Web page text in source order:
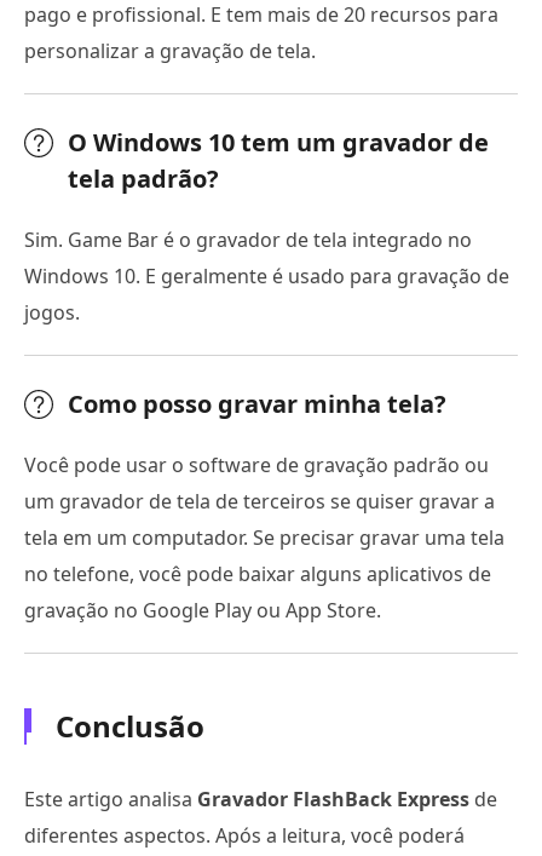
pago e profissional. E tem mais de 20 recursos para
personalizar a gravação de tela.
O Windows 10 tem um gravador de
tela padrão?
Sim. Game Bar é o gravador de tela integrado no
Windows 10. E geralmente é usado para gravação de
jogos.
Como posso gravar minha tela?
Você pode usar o software de gravação padrão ou
um gravador de tela de terceiros se quiser gravar a
tela em um computador. Se precisar gravar uma tela
no telefone, você pode baixar alguns aplicativos de
gravação no Google Play ou App Store.
Conclusão
Este artigo analisa Gravador FlashBack Express de
diferentes aspectos. Após a leitura, você poderá